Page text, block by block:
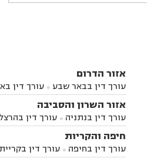
אזור הדרום
עורך דין בבאר שבע  עורך דין
באשקלון
עורך דין בבאר טוביה
עורך דין בניר הבנים עורך דין
זיקים
עורך דין בנתיבות עורך
אזור השרון והסביבה
עורך דין בנתניה  עורך דין
עורך דין בחדרה עורך דין
השרון
עורך דין באבן יהודה
עורך דין בחריש עורך דין
חיפה והקריות
עורך דין בחיפה  עורך דין
בקרית מוצקין
עורך דין